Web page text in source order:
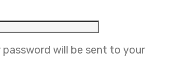
password will be sent to your